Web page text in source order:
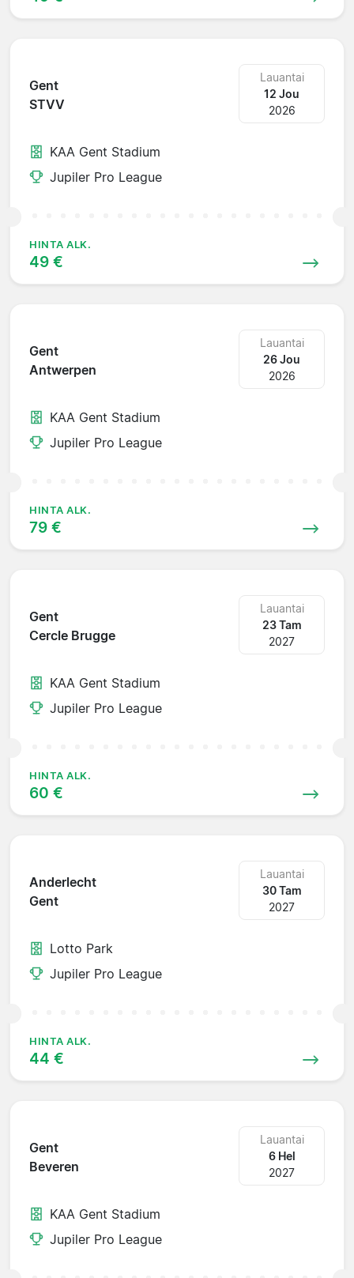
Gent
STVV
Lauantai
12 Jou
2026
KAA Gent Stadium
Jupiler Pro League
HINTA ALK.
49 €
Gent
Antwerpen
Lauantai
26 Jou
2026
KAA Gent Stadium
Jupiler Pro League
HINTA ALK.
79 €
Gent
Cercle Brugge
Lauantai
23 Tam
2027
KAA Gent Stadium
Jupiler Pro League
HINTA ALK.
60 €
Anderlecht
Gent
Lauantai
30 Tam
2027
Lotto Park
Jupiler Pro League
HINTA ALK.
44 €
Gent
Beveren
Lauantai
6 Hel
2027
KAA Gent Stadium
Jupiler Pro League